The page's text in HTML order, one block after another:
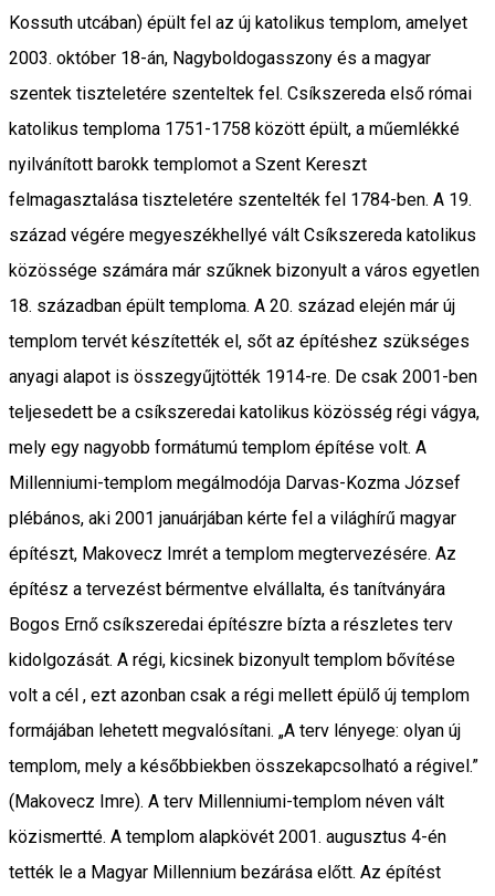
Kossuth utcában) épült fel az új katolikus templom, amelyet
2003. október 18-án, Nagyboldogasszony és a magyar
szentek tiszteletére szenteltek fel. Csíkszereda első római
katolikus temploma 1751-1758 között épült, a műemlékké
nyilvánított barokk templomot a Szent Kereszt
felmagasztalása tiszteletére szentelték fel 1784-ben. A 19.
század végére megyeszékhellyé vált Csíkszereda katolikus
közössége számára már szűknek bizonyult a város egyetlen
18. században épült temploma. A 20. század elején már új
templom tervét készítették el, sőt az építéshez szükséges
anyagi alapot is összegyűjtötték 1914-re. De csak 2001-ben
teljesedett be a csíkszeredai katolikus közösség régi vágya,
mely egy nagyobb formátumú templom építése volt. A
Millenniumi-templom megálmodója Darvas-Kozma József
plébános, aki 2001 januárjában kérte fel a világhírű magyar
építészt, Makovecz Imrét a templom megtervezésére. Az
építész a tervezést bérmentve elvállalta, és tanítványára
Bogos Ernő csíkszeredai építészre bízta a részletes terv
kidolgozását. A régi, kicsinek bizonyult templom bővítése
volt a cél , ezt azonban csak a régi mellett épülő új templom
formájában lehetett megvalósítani. „A terv lényege: olyan új
templom, mely a későbbiekben összekapcsolható a régivel.”
(Makovecz Imre). A terv Millenniumi-templom néven vált
közismertté. A templom alapkövét 2001. augusztus 4-én
tették le a Magyar Millennium bezárása előtt. Az építést